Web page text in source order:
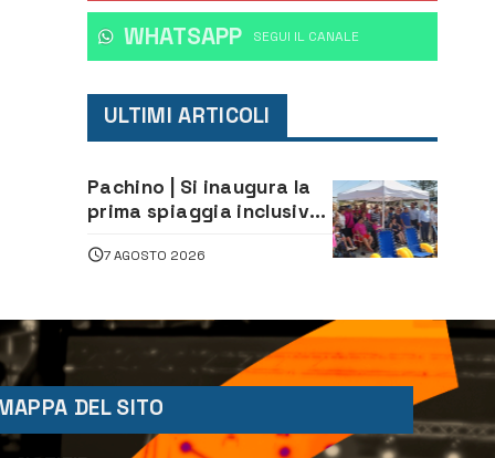
WHATSAPP ‎SEGUI IL CANALE
ULTIMI ARTICOLI
Pachino | Si inaugura la
prima spiaggia inclusiva
assistenza e prevenzione
7 AGOSTO 2026
DEL SITO